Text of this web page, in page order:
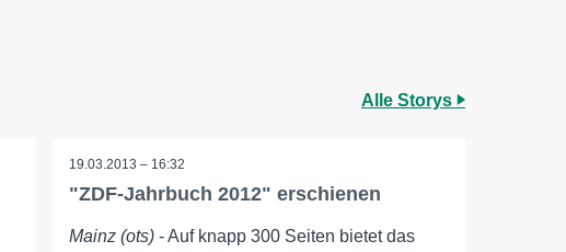
Alle Storys
19.03.2013 – 16:32
"ZDF-Jahrbuch 2012" erschienen
Mainz (ots) - Auf knapp 300 Seiten bietet das